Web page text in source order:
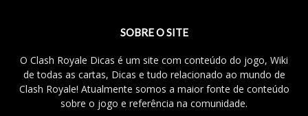
SOBRE O SITE
O Clash Royale Dicas é um site com conteúdo do jogo, Wiki
de todas as cartas, Dicas e tudo relacionado ao mundo de
Clash Royale! Atualmente somos a maior fonte de conteúdo
sobre o jogo e referência na comunidade.